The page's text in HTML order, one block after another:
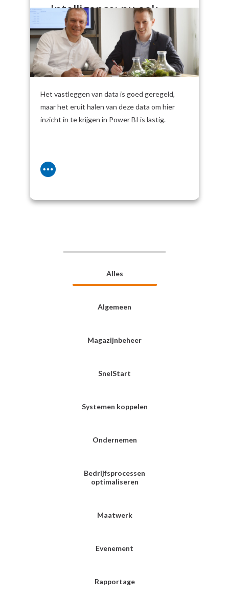
Intelligence: nu ook
voor SnelStart
Het vastleggen van data is goed geregeld,
maar het eruit halen van deze data om hier
inzicht in te krijgen in Power BI is lastig.
Alles
Algemeen
Magazijnbeheer
SnelStart
Systemen koppelen
Ondernemen
Bedrijfsprocessen
optimaliseren
Maatwerk
Evenement
Rapportage